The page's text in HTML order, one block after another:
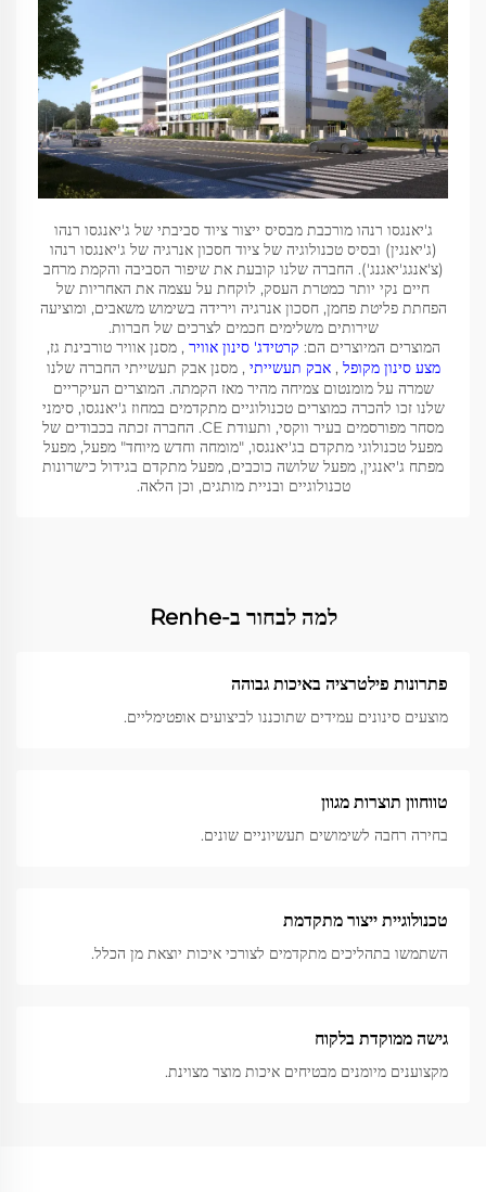
ג'יאנגסו רנהו מורכבת מבסיס ייצור ציוד סביבתי של ג'יאנגסו רנהו
(ג'יאנגין) ובסיס טכנולוגיה של ציוד חסכון אנרגיה של ג'יאנגסו רנהו
(צ'אנגג'יאגנג'). החברה שלנו קובעת את שיפור הסביבה והקמת מרחב
חיים נקי יותר כמטרת העסק, לוקחת על עצמה את האחריות של
הפחתת פליטת פחמן, חסכון אנרגיה וירידה בשימוש משאבים, ומוציעה
שירותים משלימים חכמים לצרכים של חברות.
המוצרים המיוצרים הם: קרטידג' סינון אוויר, מסנן אוויר טורבינת גז,
מצע סינון מקופל,אבק תעשייתי, מסנן אבק תעשייתי החברה שלנו
שמרה על מומנטום צמיחה מהיר מאז הקמתה. המוצרים העיקריים
שלנו זכו להכרה כמוצרים טכנולוגיים מתקדמים במחוז ג'יאנגסו, סימני
מסחר מפורסמים בעיר ווקסי, ותעודת CE. החברה זכתה בכבודים של
מפעל טכנולוגי מתקדם בג'יאנגסו, "מומחה וחדש מיוחד" מפעל, מפעל
מפתח ג'יאנגין, מפעל שלושה כוכבים, מפעל מתקדם בגידול כישרונות
טכנולוגיים ובניית מותגים, וכן הלאה.
למה לבחור ב-Renhe
פתרונות פילטרציה באיכות גבוהה
מוצעים סינונים עמידים שתוכננו לביצועים אופטימליים.
טווחוון תוצרות מגוון
בחירה רחבה לשימושים תעשיוניים שונים.
טכנולוגיית ייצור מתקדמת
השתמשו בתהליכים מתקדמים לצורכי איכות יוצאת מן הכלל.
גישה ממוקדת בלקוח
מקצוענים מיומנים מבטיחים איכות מוצר מצוינת.